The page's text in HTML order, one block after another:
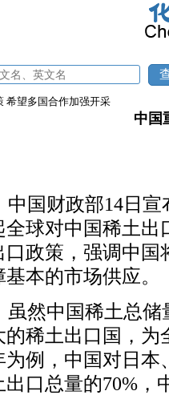
希望多国合作加强开采
中国
中国财政部14日
全球对中国稀土出
口政策，强调中国
基本的市场供应。
虽然中国稀土总
的稀土出口国，为
为例，中国对日本
出口总量的70%，